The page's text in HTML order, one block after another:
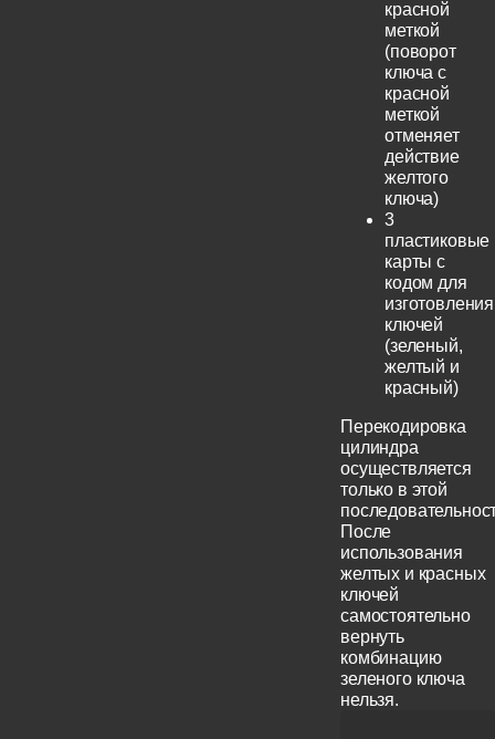
красной
меткой
(поворот
ключа с
красной
меткой
отменяет
действие
желтого
ключа)
3
пластиковые
карты с
кодом для
изготовления
ключей
(зеленый,
желтый и
красный)
Перекодировка
цилиндра
осуществляется
только в этой
После
использования
желтых и красных
ключей
самостоятельно
вернуть
комбинацию
зеленого ключа
нельзя.